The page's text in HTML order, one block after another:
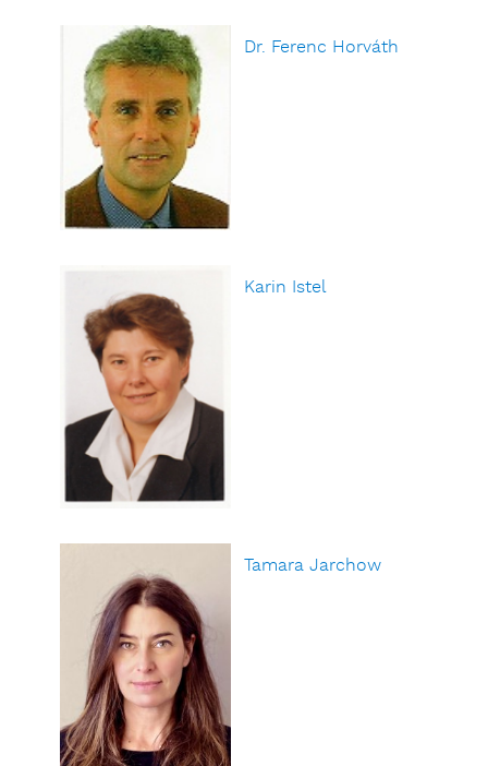
Dr. Ferenc Horváth
Karin Istel
Tamara Jarchow